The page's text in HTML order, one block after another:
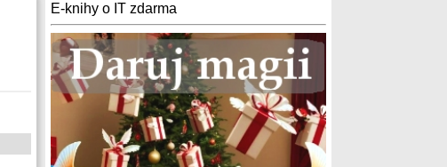
E-knihy o IT zdarma